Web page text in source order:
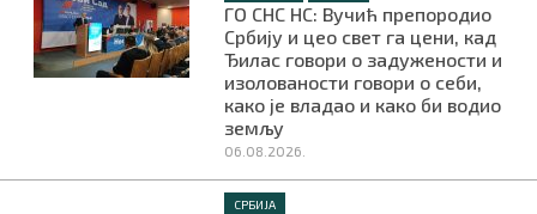
ГО СНС НС: Вучић препородио
Србију и цео свет га цени, кад
Ђилас говори о задужености и
изолованости говори о себи,
како је владао и како би водио
земљу
06.08.2026.
СРБИЈА